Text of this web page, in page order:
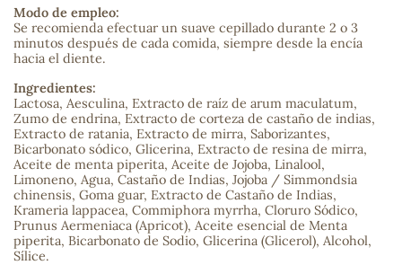
Modo de empleo:
Se recomienda efectuar un suave cepillado durante 2 o 3
minutos después de cada comida, siempre desde la encía
hacia el diente.
Ingredientes:
Lactosa, Aesculina, Extracto de raíz de arum maculatum,
Zumo de endrina, Extracto de corteza de castaño de indias,
Extracto de ratania, Extracto de mirra, Saborizantes,
Bicarbonato sódico, Glicerina, Extracto de resina de mirra,
Aceite de menta piperita, Aceite de Jojoba, Linalool,
Limoneno, Agua, Castaño de Indias, Jojoba / Simmondsia
chinensis, Goma guar, Extracto de Castaño de Indias,
Krameria lappacea, Commiphora myrrha, Cloruro Sódico,
Prunus Aermeniaca (Apricot), Aceite esencial de Menta
piperita, Bicarbonato de Sodio, Glicerina (Glicerol), Alcohol,
Sílice.